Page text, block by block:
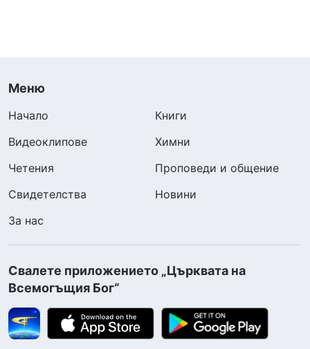
Меню
Начало
Книги
Видеоклипове
Химни
Четения
Проповеди и общение
Свидетелства
Новини
За нас
Свалете приложението „Църквата на
Всемогъщия Бог“